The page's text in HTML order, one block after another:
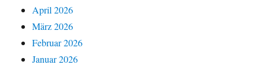
April 2026
März 2026
Februar 2026
Januar 2026